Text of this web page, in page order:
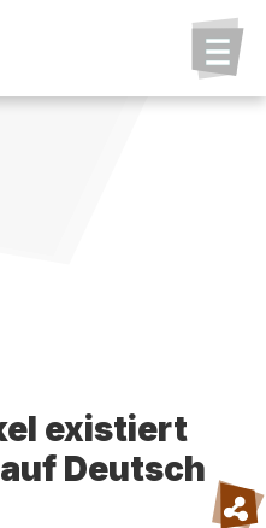
existiert
Deutsch